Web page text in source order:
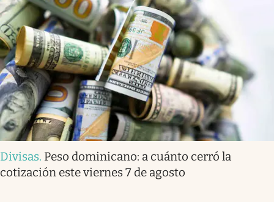
Divisas. Peso dominicano: a cuánto cerró la
cotización este viernes 7 de agosto